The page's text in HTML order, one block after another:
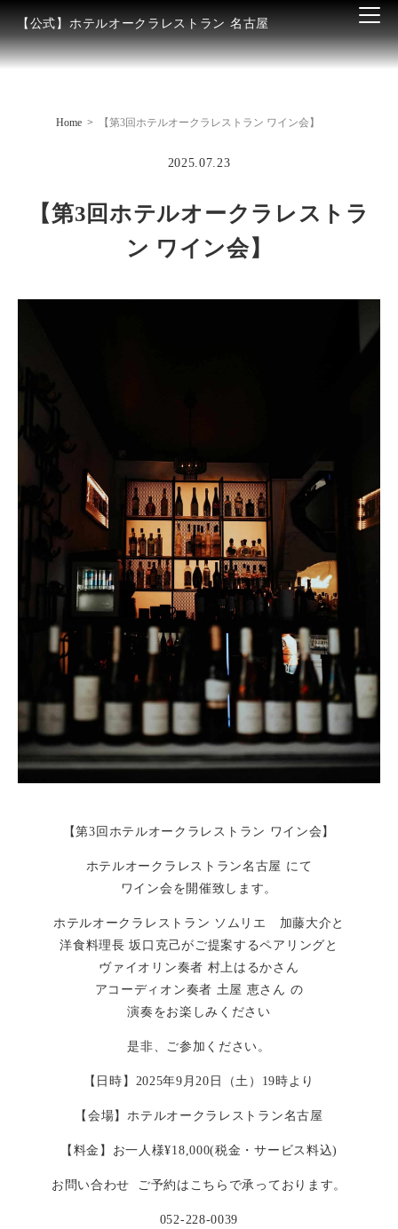
【公式】ホテルオークラレストラン 名古屋
Home 【第3回ホテルオークラレストラン ワイン会】
2025.07.23
【第3回ホテルオークラレストラ
ン ワイン会】
【第3回ホテルオークラレストラン ワイン会】
ホテルオークラレストラン名古屋 にて
ワイン会を開催致します。
ホテルオークラレストラン ソムリエ 加藤大介と
洋食料理長 坂口克己がご提案するペアリングと
ヴァイオリン奏者 村上はるかさん
アコーディオン奏者 土屋 恵さん の
演奏をお楽しみください
是非、ご参加ください。
【日時】2025年9月20日（土）19時より
【会場】ホテルオークラレストラン名古屋
【料金】お一人様¥18,000(税金・サービス料込)
お問い合わせ ご予約はこちらで承っております。
052-228-0039